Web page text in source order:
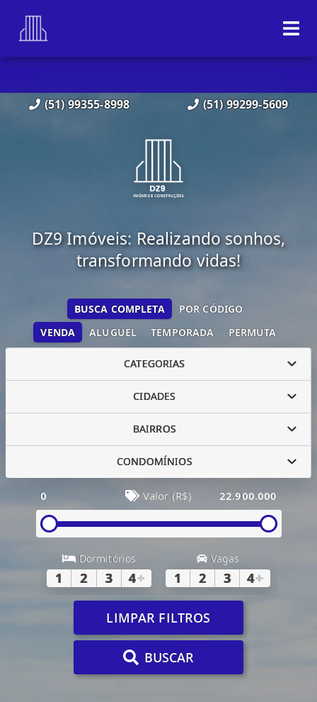
(51) 99355-8998 (51) 99299-5609
DZ9 Imóveis: Realizando sonhos,
transformando vidas!
VENDA ALUGUEL TEMPORADA PERMUTA
BUSCA COMPLETA POR CÓDIGO
CATEGORIAS
CIDADES
BAIRROS
CONDOMÍNIOS
0 Valor (R$) 22.900.000
Dormitórios
1 2 3 4+
Vagas
1 2 3 4+
LIMPAR FILTROS
BUSCAR